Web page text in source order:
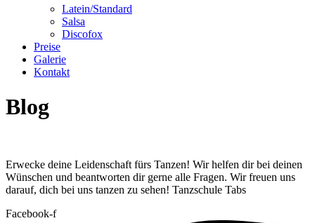
Latein/Standard
Salsa
Discofox
Preise
Galerie
Kontakt
Blog
Erwecke deine Leidenschaft fürs Tanzen! Wir helfen dir bei deinen
Wünschen und beantworten dir gerne alle Fragen. Wir freuen uns
darauf, dich bei uns tanzen zu sehen! Tanzschule Tabs
Facebook-f